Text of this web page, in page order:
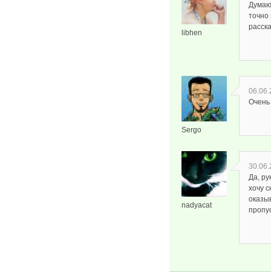
libhen
точно
Sergo
Очень
nadyacat
Да,
хочу